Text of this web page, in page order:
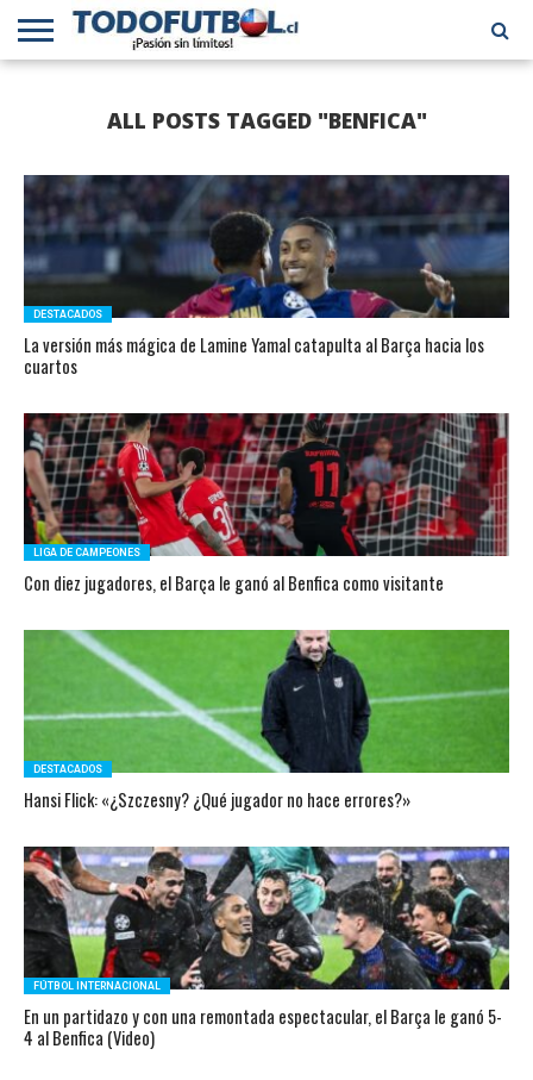
CHILENA
INTERNACIONAL
ALL POSTS TAGGED "BENFICA"
DESTACADOS
La versión más mágica de Lamine Yamal catapulta al Barça hacia los
cuartos
LIGA DE CAMPEONES
Con diez jugadores, el Barça le ganó al Benfica como visitante
DESTACADOS
Hansi Flick: «¿Szczesny? ¿Qué jugador no hace errores?»
FÚTBOL INTERNACIONAL
En un partidazo y con una remontada espectacular, el Barça le ganó 5-
4 al Benfica (Video)